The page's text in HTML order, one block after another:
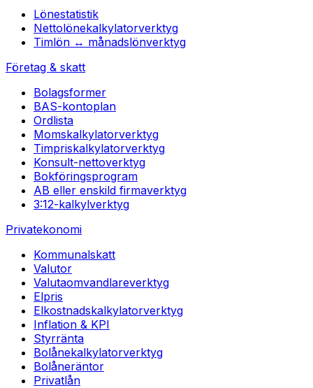
Lönestatistik
Nettolönekalkylatorverktyg
Timlön ↔ månadslönverktyg
Företag & skatt
Bolagsformer
BAS-kontoplan
Ordlista
Momskalkylatorverktyg
Timpriskalkylatorverktyg
Konsult-nettoverktyg
Bokföringsprogram
AB eller enskild firmaverktyg
3:12-kalkylverktyg
Privatekonomi
Kommunalskatt
Valutor
Valutaomvandlareverktyg
Elpris
Elkostnadskalkylatorverktyg
Inflation & KPI
Styrränta
Bolånekalkylatorverktyg
Bolåneräntor
Privatlån